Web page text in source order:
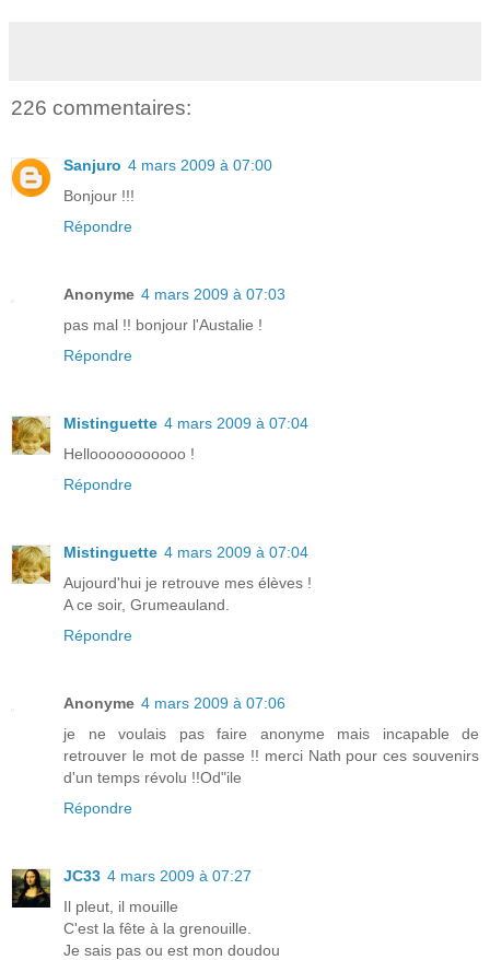
226 commentaires:
Sanjuro 4 mars 2009 à 07:00
Bonjour !!!
Répondre
Anonyme 4 mars 2009 à 07:03
pas mal !! bonjour l'Austalie !
Répondre
Mistinguette 4 mars 2009 à 07:04
Hellooooooooooo !
Répondre
Mistinguette 4 mars 2009 à 07:04
Aujourd'hui je retrouve mes élèves !
A ce soir, Grumeauland.
Répondre
Anonyme 4 mars 2009 à 07:06
je ne voulais pas faire anonyme mais incapable de
retrouver le mot de passe !! merci Nath pour ces souvenirs
d'un temps révolu !!Od"ile
Répondre
JC33 4 mars 2009 à 07:27
Il pleut, il mouille
C'est la fête à la grenouille.
Je sais pas ou est mon doudou